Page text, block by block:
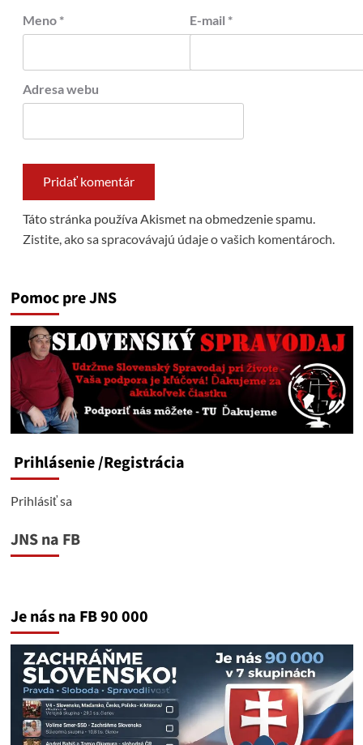
Meno * E-mail *
Adresa webu
Táto stránka používa Akismet na obmedzenie spamu.
Zistite, ako sa spracovávajú údaje o vašich komentároch.
Pomoc pre JNS
Prihlásenie/Registrácia
Prihlásiť sa
JNS na FB
Je nás na FB 90 000